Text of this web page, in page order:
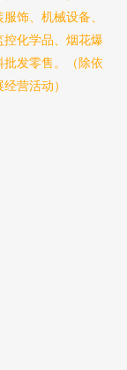
饰、机械设备、
化学品、烟花爆
发零售。（除依
营活动）